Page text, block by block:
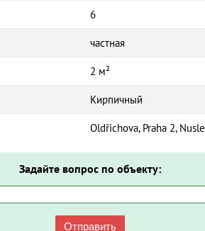
6
частная
2 м²
Кирпичный
Oldřichova, Praha 2, Nusle
Задайте вопрос по объекту:
Отправить